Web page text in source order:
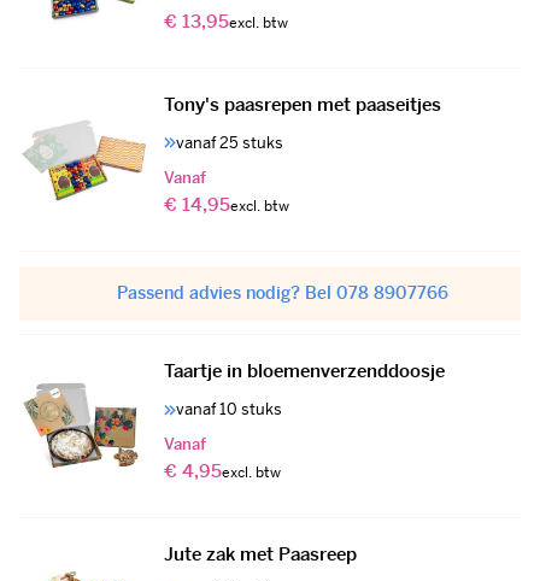
€ 13,95
Tony's paasrepen met paaseitjes
vanaf 25 stuks
Vanaf
€ 14,95
Passend advies nodig? Bel 078 8907766
Taartje in bloemenverzenddoosje
vanaf 10 stuks
Vanaf
€ 4,95
Jute zak met Paasreep